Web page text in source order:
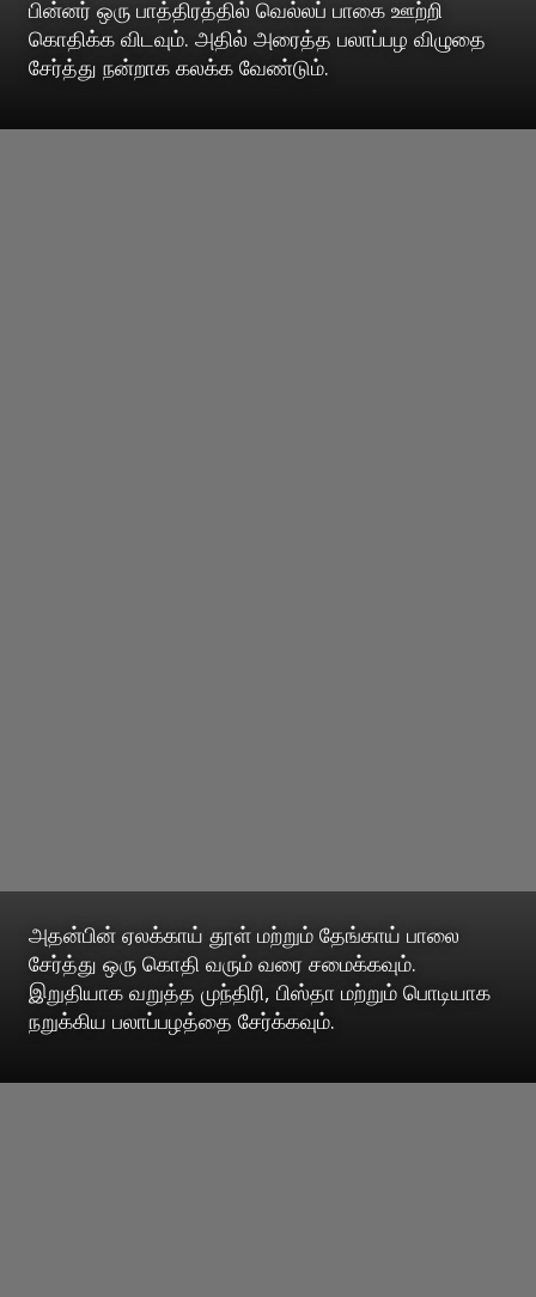
பின்னர் ஒரு பாத்திரத்தில் வெல்லப் பாகை ஊற்றி
கொதிக்க விடவும். அதில் அரைத்த பலாப்பழ விழுதை
சேர்த்து நன்றாக கலக்க வேண்டும்.
அதன்பின் ஏலக்காய் தூள் மற்றும் தேங்காய் பாலை
சேர்த்து ஒரு கொதி வரும் வரை சமைக்கவும்.
இறுதியாக வறுத்த முந்திரி, பிஸ்தா மற்றும் பொடியாக
நறுக்கிய பலாப்பழத்தை சேர்க்கவும்.